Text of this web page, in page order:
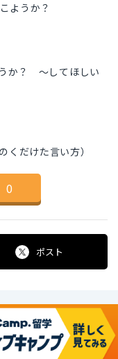
ようか？
か？ ～してほしい
だけた言い方）
0
ポスト